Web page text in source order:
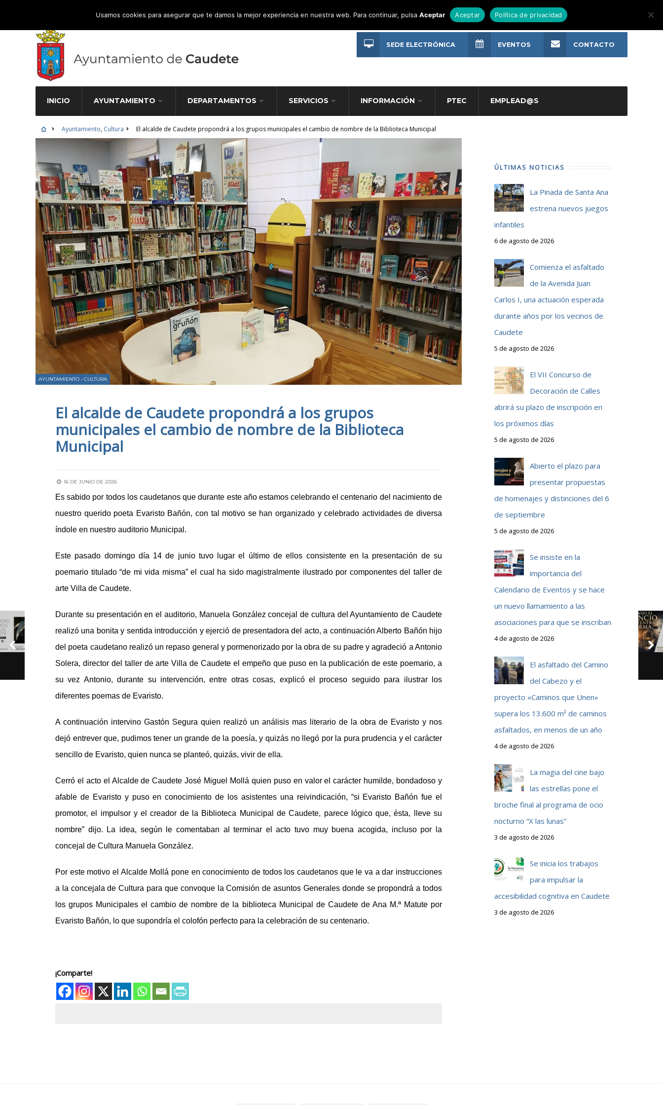
Atención Ciudadana 965 827 000
INICIO AYUNTAMIENTO DEPARTAMENTOS SERVICIOS INFORMACIÓN PTEC EMPLEAD@S
SEDE ELECTRÓNICA EVENTOS CONTACTO
Ayuntamiento, Cultura El alcalde de Caudete propondrá a los grupos municipales el cambio de nombre de la Biblioteca Municipal
AYUNTAMIENTO • CULTURA
El alcalde de Caudete propondrá a los grupos
municipales el cambio de nombre de la Biblioteca
Municipal
16 DE JUNIO DE 2026
Es sabido por todos los caudetanos que durante este año estamos celebrando el centenario del nacimiento de
nuestro querido poeta Evaristo Bañón, con tal motivo se han organizado y celebrado actividades de diversa
índole en nuestro auditorio Municipal.
Este pasado domingo día 14 de junio tuvo lugar el último de ellos consistente en la presentación de su
poemario titulado “de mi vida misma” el cual ha sido magistralmente ilustrado por componentes del taller de
arte Villa de Caudete.
Durante su presentación en el auditorio, Manuela González concejal de cultura del Ayuntamiento de Caudete
realizó una bonita y sentida introducción y ejerció de presentadora del acto, a continuación Alberto Bañón hijo
del poeta caudetano realizó un repaso general y pormenorizado por la obra de su padre y agradeció a Antonio
Solera, director del taller de arte Villa de Caudete el empeño que puso en la publicación de este poemario, a
su vez Antonio, durante su intervención, entre otras cosas, explicó el proceso seguido para ilustrar los
diferentes poemas de Evaristo.
A continuación intervino Gastón Segura quien realizó un análisis mas literario de la obra de Evaristo y nos
dejó entrever que, pudimos tener un grande de la poesía, y quizás no llegó por la pura prudencia y el carácter
sencillo de Evaristo, quien nunca se planteó, quizás, vivir de ella.
Cerró el acto el Alcalde de Caudete José Miguel Mollá quien puso en valor el carácter humilde, bondadoso y
afable de Evaristo y puso en conocimiento de los asistentes una reivindicación, “si Evaristo Bañón fue el
promotor, el impulsor y el creador de la Biblioteca Municipal de Caudete, parece lógico que, ésta, lleve su
nombre” dijo. La idea, según le comentaban al terminar el acto tuvo muy buena acogida, incluso por la
concejal de Cultura Manuela González.
Por este motivo el Alcalde Mollá pone en conocimiento de todos los caudetanos que le va a dar instrucciones
a la concejala de Cultura para que convoque la Comisión de asuntos Generales donde se propondrá a todos
los grupos Municipales el cambio de nombre de la biblioteca Municipal de Caudete de Ana M.ª Matute por
Evaristo Bañón, lo que supondría el colofón perfecto para la celebración de su centenario.
¡Comparte!
ÚLTIMAS NOTICIAS
La Pinada de Santa Ana
estrena nuevos juegos
infantiles
6 de agosto de 2026
Comienza el asfaltado
de la Avenida Juan
Carlos I, una actuación esperada
durante años por los vecinos de
Caudete
5 de agosto de 2026
El VII Concurso de
Decoración de Calles
abrirá su plazo de inscripción en
los próximos días
5 de agosto de 2026
Abierto el plazo para
presentar propuestas
de homenajes y distinciones del 6
de septiembre
5 de agosto de 2026
Se insiste en la
importancia del
Calendario de Eventos y se hace
un nuevo llamamiento a las
asociaciones para que se inscriban
4 de agosto de 2026
El asfaltado del Camino
del Cabezo y el
proyecto «Caminos que Unen»
supera los 13.600 m² de caminos
asfaltados, en menos de un año
4 de agosto de 2026
La magia del cine bajo
las estrellas pone el
broche final al programa de ocio
nocturno “X las lunas”
3 de agosto de 2026
Se inicia los trabajos
para impulsar la
accesibilidad cognitiva en Caudete
3 de agosto de 2026
Usamos cookies para asegurar que te damos la mejor experiencia en nuestra web. Para continuar, pulsaAceptar Aceptar Política de privacidad